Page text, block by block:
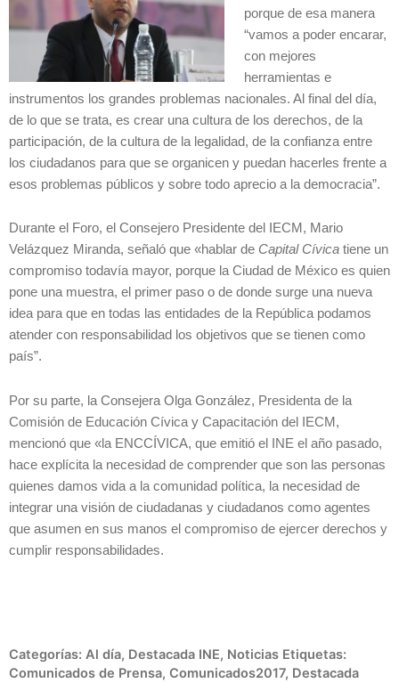
porque de esa manera
“vamos a poder encarar,
con mejores
herramientas e
instrumentos los grandes problemas nacionales. Al final del día,
de lo que se trata, es crear una cultura de los derechos, de la
participación, de la cultura de la legalidad, de la confianza entre
los ciudadanos para que se organicen y puedan hacerles frente a
esos problemas públicos y sobre todo aprecio a la democracia”.
Durante el Foro, el Consejero Presidente del IECM, Mario
Velázquez Miranda, señaló que «hablar de Capital Cívica tiene un
compromiso todavía mayor, porque la Ciudad de México es quien
pone una muestra, el primer paso o de donde surge una nueva
idea para que en todas las entidades de la República podamos
atender con responsabilidad los objetivos que se tienen como
país”.
Por su parte, la Consejera Olga González, Presidenta de la
Comisión de Educación Cívica y Capacitación del IECM,
mencionó que «la ENCCÍVICA, que emitió el INE el año pasado,
hace explícita la necesidad de comprender que son las personas
quienes damos vida a la comunidad política, la necesidad de
integrar una visión de ciudadanas y ciudadanos como agentes
que asumen en sus manos el compromiso de ejercer derechos y
cumplir responsabilidades.
Categorías: Al día, Destacada INE, Noticias Etiquetas:
Comunicados de Prensa, Comunicados2017, Destacada